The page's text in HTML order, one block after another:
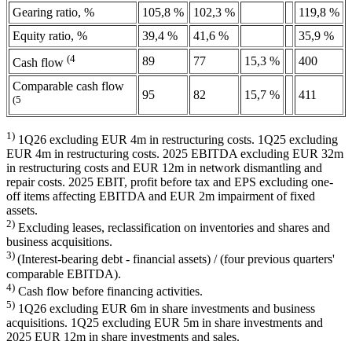
Gearing ratio, %
105,8 % 102,3 %
119,8 %
Equity ratio, %
39,4 % 41,6 % 35,9 %
Cash flow (4 89 77 15,3 %
400
Comparable cash flow
(5 95 82 15,7 % 411
1) 1Q26 excluding EUR 4m in restructuring costs. 1Q25 excluding
EUR 4m in restructuring costs. 2025 EBITDA excluding EUR 32m
in restructuring costs and EUR 12m in network dismantling and
repair costs. 2025 EBIT, profit before tax and EPS excluding one-
off items affecting EBITDA and EUR 2m impairment of fixed
assets.
2) Excluding leases, reclassification on inventories and shares and
business acquisitions.
3) (Interest-bearing debt - financial assets) / (four previous quarters'
comparable EBITDA).
4) Cash flow before financing activities.
5) 1Q26 excluding EUR 6m in share investments and business
acquisitions. 1Q25 excluding EUR 5m in share investments and
2025 EUR 12m in share investments and sales.